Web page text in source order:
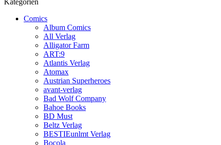
Kategorien
Comics
Album Comics
All Verlag
Alligator Farm
ART:9
Atlantis Verlag
Atomax
Austrian Superheroes
avant-verlag
Bad Wolf Company
Bahoe Books
BD Must
Beltz Verlag
BESTIEunlmt Verlag
Bocola